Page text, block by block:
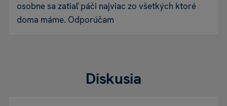
osobne sa zatiaľ páči najviac zo všetkých ktoré
doma máme. Odporúčam
Diskusia